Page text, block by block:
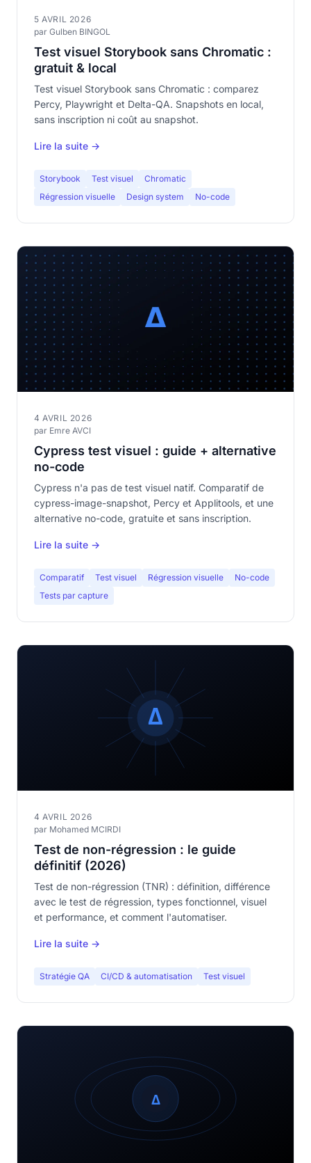
5 AVRIL 2026
par Gulben BINGOL
Test visuel Storybook sans Chromatic :
gratuit & local
Test visuel Storybook sans Chromatic : comparez
Percy, Playwright et Delta-QA. Snapshots en local,
sans inscription ni coût au snapshot.
Lire la suite →
Storybook Test visuel
Chromatic
Régression visuelle
Design system No-code
4 AVRIL 2026
par Emre AVCI
Cypress test visuel : guide + alternative
no-code
Cypress n'a pas de test visuel natif. Comparatif de
cypress-image-snapshot, Percy et Applitools, et une
alternative no-code, gratuite et sans inscription.
Lire la suite →
Comparatif Test visuel Régression visuelle
No-code
Tests par capture
4 AVRIL 2026
par Mohamed MCIRDI
Test de non-régression : le guide
définitif (2026)
Test de non-régression (TNR) : définition, différence
avec le test de régression, types fonctionnel, visuel
et performance, et comment l'automatiser.
Lire la suite →
Stratégie QA CI/CD & automatisation Test visuel